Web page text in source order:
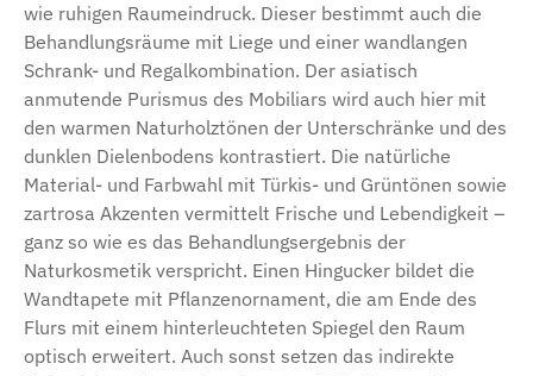
wie ruhigen Raumeindruck. Dieser bestimmt auch die
Behandlungsräume mit Liege und einer wandlangen
Schrank- und Regalkombination. Der asiatisch
anmutende Purismus des Mobiliars wird auch hier mit
den warmen Naturholztönen der Unterschränke und des
dunklen Dielenbodens kontrastiert. Die natürliche
Material- und Farbwahl mit Türkis- und Grüntönen sowie
zartrosa Akzenten vermittelt Frische und Lebendigkeit –
ganz so wie es das Behandlungsergebnis der
Naturkosmetik verspricht. Einen Hingucker bildet die
Wandtapete mit Pflanzenornament, die am Ende des
Flurs mit einem hinterleuchteten Spiegel den Raum
optisch erweitert. Auch sonst setzen das indirekte